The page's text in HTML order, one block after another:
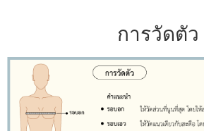
การวัดตัว